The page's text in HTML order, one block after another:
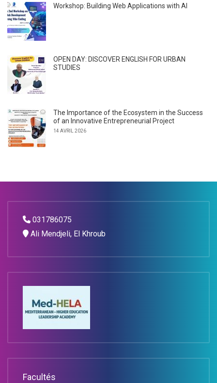
Workshop: Building Web Applications with AI
OPEN DAY: DISCOVER ENGLISH FOR URBAN
STUDIES
The Importance of the Ecosystem in the Success
of an Innovative Entrepreneurial Project
14 AVRIL 2026
031786075
Ali Mendjeli, El Khroub
Facultés